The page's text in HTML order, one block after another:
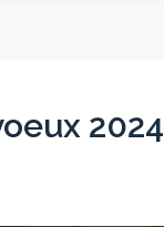
2024